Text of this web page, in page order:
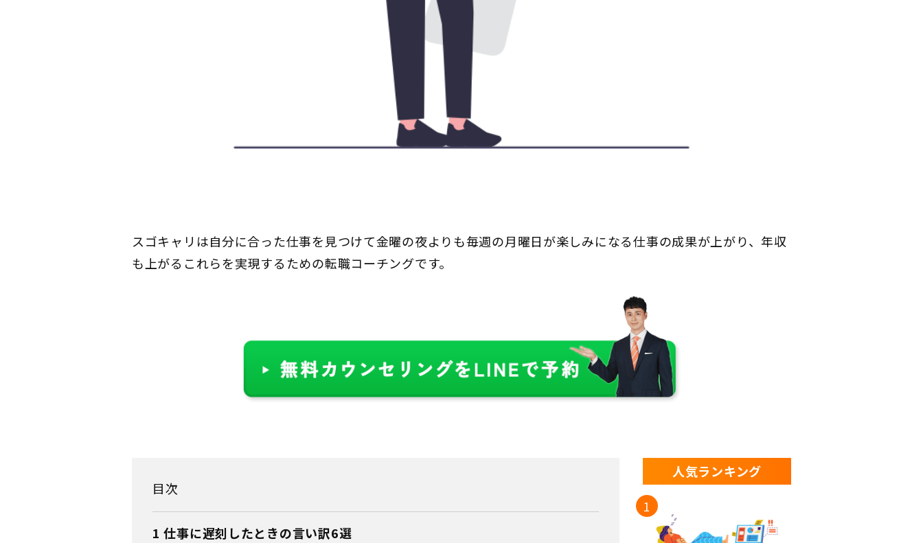
スゴキャリは自分に合った仕事を見つけて金曜の夜よりも毎週の月曜日が楽しみになる仕事の成果が上がり、年収
も上がるこれらを実現するための転職コーチングです。
目次
1 仕事に遅刻したときの言い訳6選
人気ランキング